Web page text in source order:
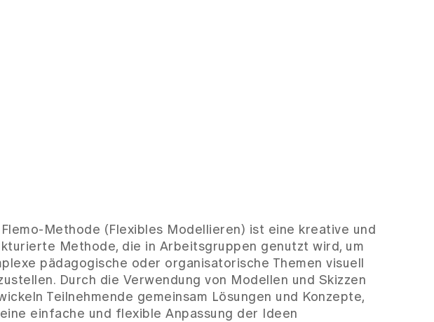
Flemo-Methode (Flexibles Modellieren) ist eine kreative und
Methode, die in Arbeitsgruppen genutzt wird, um
pädagogische oder organisatorische Themen visuell
Durch die Verwendung von Modellen und Skizzen
Teilnehmende gemeinsam Lösungen und Konzepte,
einfache und flexible Anpassung der Ideen